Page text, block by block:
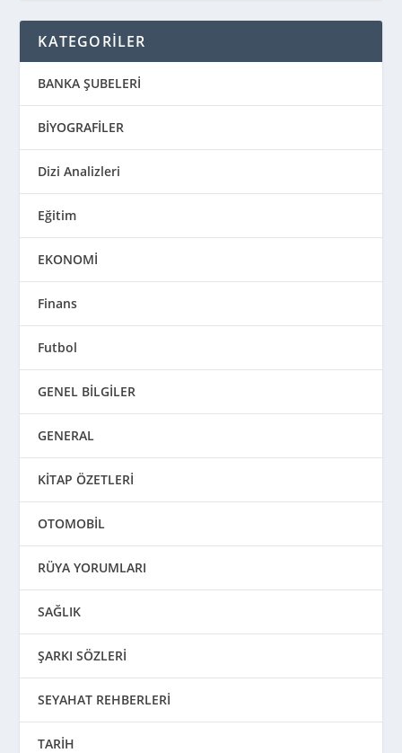
KATEGORİLER
BANKA ŞUBELERİ
BİYOGRAFİLER
Dizi Analizleri
Eğitim
EKONOMİ
Finans
Futbol
GENEL BİLGİLER
GENERAL
KİTAP ÖZETLERİ
OTOMOBİL
RÜYA YORUMLARI
SAĞLIK
ŞARKI SÖZLERİ
SEYAHAT REHBERLERİ
TARİH